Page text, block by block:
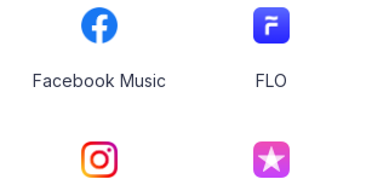
Facebook Music FLO